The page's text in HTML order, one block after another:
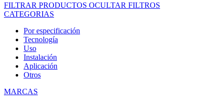
FILTRAR PRODUCTOS OCULTAR FILTROS
CATEGORIAS
Por especificación
Tecnología
Uso
Instalación
Aplicación
Otros
MARCAS